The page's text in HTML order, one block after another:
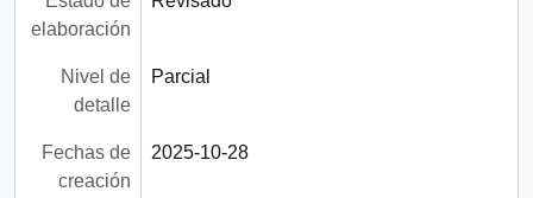
elaboración
Nivel de
detalle
Parcial
Fechas de
creación
2025-10-28